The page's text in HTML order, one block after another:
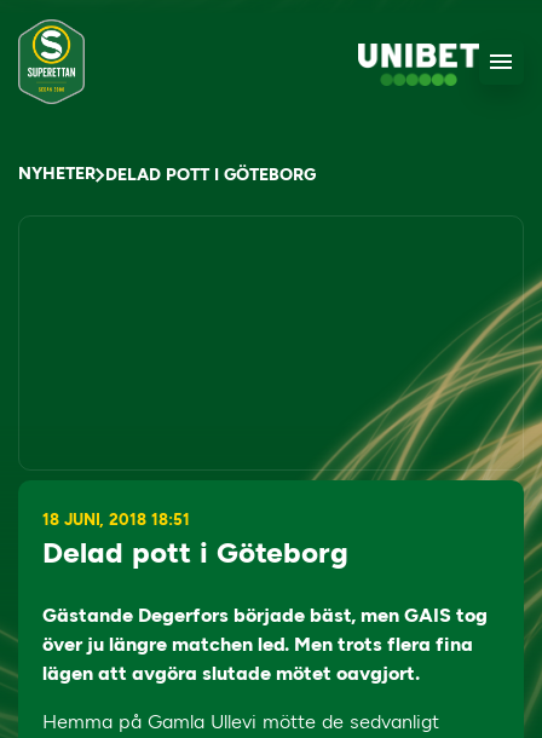
NYHETER DELAD POTT I GÖTEBORG
18 JUNI, 2018 18:51
Delad pott i Göteborg
Gästande Degerfors började bäst, men GAIS tog
över ju längre matchen led. Men trots flera fina
lägen att avgöra slutade mötet oavgjort.
Hemma på Gamla Ullevi mötte de sedvanligt